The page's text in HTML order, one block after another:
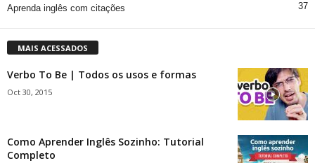
Aprenda inglês com citações 37
MAIS ACESSADOS
Verbo To Be | Todos os usos e formas
Oct 30, 2015
Como Aprender Inglês Sozinho: Tutorial
Completo